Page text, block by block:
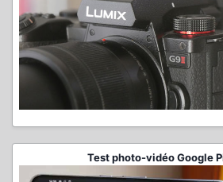
Test photo-vidéo Google